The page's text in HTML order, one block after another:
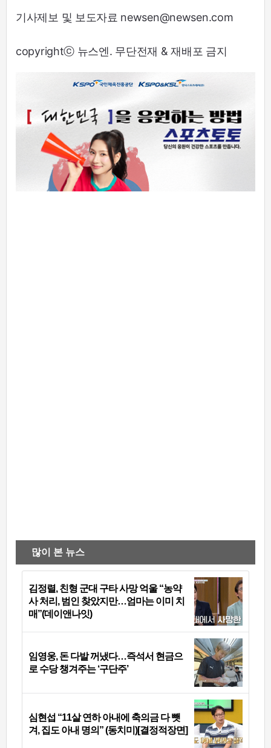
기사제보 및 보도자료 newsen@newsen.com
copyrightⓒ 뉴스엔. 무단전재 & 재배포 금지
많이 본 뉴스
김정렬, 친형 군대 구타 사망 억울 “농약
사 처리, 범인 찾았지만…엄마는 이미 치
매”(데이앤나잇)
임영웅, 돈 다발 꺼냈다…즉석서 현금으
로 수당 챙겨주는 ‘구단주’
심현섭 “11살 연하 아내에 축의금 다 뺏
겨, 집도 아내 명의” (동치미)[결정적장면]